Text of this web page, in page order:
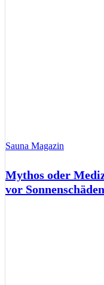
Sauna Magazin
Mythos oder
vor